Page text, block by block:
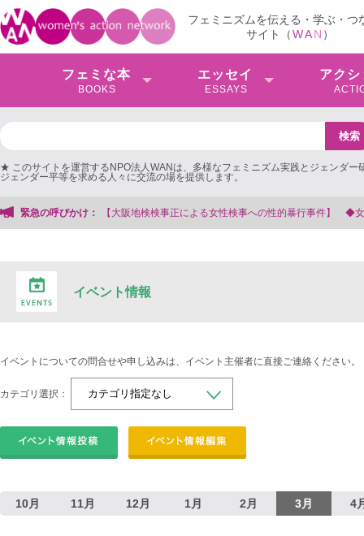
フェミニズムを伝える・学ぶ・つ
サイト（WAN ）
フェミな本
BOOKS
エッセイ
ESSAYS
アクシ
★ このサイトを運営するNPO法人WANは、多様なフェミニズム実践とジェンダー
ジェンダー平等を求める人々に交流の場を提供します。
緊急の呼びかけ：
事正による女性検事への性的暴行事件】 ◆女性検事を支援する会事務局
イベント情報
イベントについての問合せや申し込みは、イベント主催者に直接ご連絡ください。
カテゴリ選択：
10月 11月 12月 1月 2月 3月 4